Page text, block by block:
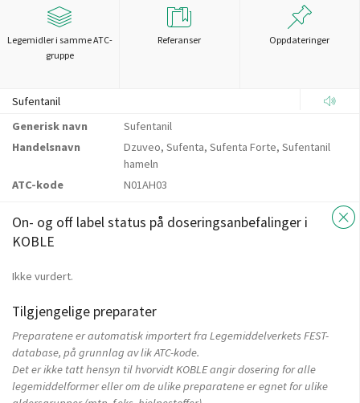
Legemidler i samme ATC-
gruppe
Referanser Oppdateringer
Sufentanil
Generisk navn
Sufentanil
Handelsnavn
Dzuveo, Sufenta, Sufenta Forte, Sufentanil
hameln
ATC-kode
N01AH03
On- og off label status på doseringsanbefalinger i
KOBLE
Ikke vurdert.
Tilgjengelige preparater
Preparatene er automatisk importert fra Legemiddelverkets FEST-
database, på grunnlag av lik ATC-kode.
Det er ikke tatt hensyn til hvorvidt KOBLE angir dosering for alle
legemiddelformer eller om de ulike preparatene er egnet for ulike